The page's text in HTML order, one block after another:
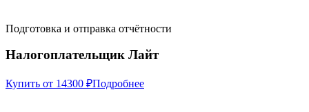
Подготовка и отправка отчётности
Налогоплательщик Лайт
Купить от 14300 ₽Подробнее